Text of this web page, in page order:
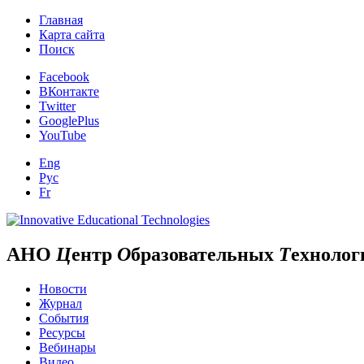
Главная
Карта сайта
Поиск
Facebook
ВКонтакте
Twitter
GooglePlus
YouTube
Eng
Рус
Fr
АНО Центр Образовательных Т
Новости
Журнал
События
Ресурсы
Вебинары